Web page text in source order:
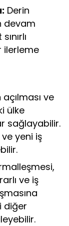
Derin
devam
ilerleme
açılması ve
ülke
sağlayabilir.
yeni iş
ve iş
diğer